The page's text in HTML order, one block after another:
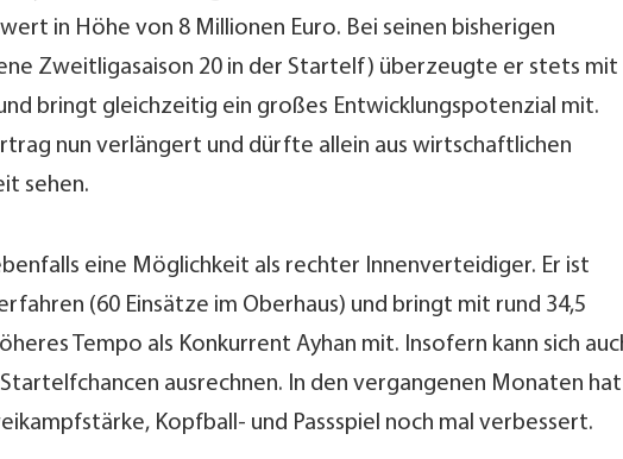
in Höhe von 8 Millionen Euro. Bei seinen bisherigen
Zweitligasaison 20 in der Startelf) überzeugte er stets mit
bringt gleichzeitig ein großes Entwicklungspotenzial mit.
nun verlängert und dürfte allein aus wirtschaftlichen
sehen.
eine Möglichkeit als rechter Innenverteidiger. Er ist
(60 Einsätze im Oberhaus) und bringt mit rund 34,5
Tempo als Konkurrent Ayhan mit. Insofern kann sich
ausrechnen. In den vergangenen Monaten hat
Kopfball- und Passspiel noch mal verbessert.